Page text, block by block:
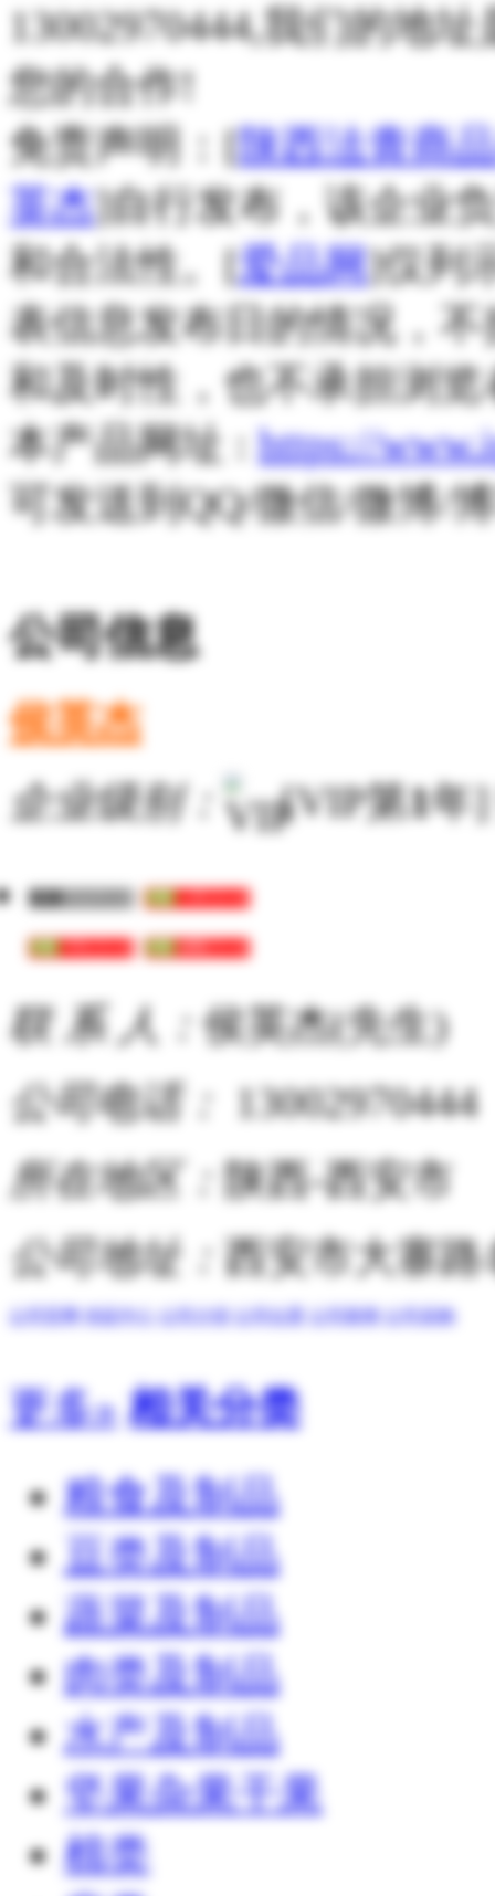
13002970444,我们的地
您的合作!
免责声明：[陕西法青商
英杰]自行发布，该企业
和合法性。[爱品网]仅列
表信息发布日的情况，
和及时性，也不承担浏
本产品网址 :https://
可发送到QQ/微信/微博/
公司信息
侯英杰
企业级别： [VIP第1年
联 系 人：侯英杰(先生)
公司电话：
13002970444
所在地区：
陕西-西安市
公司地址： 西安市大寨路
供应中心 公司位置 公司新闻 公司采购
更多» 相关分类
粮食及制品
豆类及制品
蔬菜及制品
肉类及制品
水产及制品
坚果杂果干果
棉类